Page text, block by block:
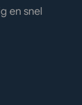
en snel